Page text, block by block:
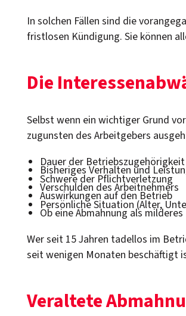
In solchen Fällen sind die
fristlosen Kündigung. Sie können
Die
Selbst wenn ein wichtiger Grund
zugunsten des Arbeitgebers
Dauer der Betriebszugehörigkeit
Bisheriges Verhalten und
Schwere der Pflichtverletzung
Verschulden des Arbeitnehmers
Auswirkungen auf den Betrieb
Persönliche Situation (Alter,
Ob eine Abmahnung als
Wer seit 15 Jahren tadellos im
seit wenigen Monaten beschäftigt
Veraltete